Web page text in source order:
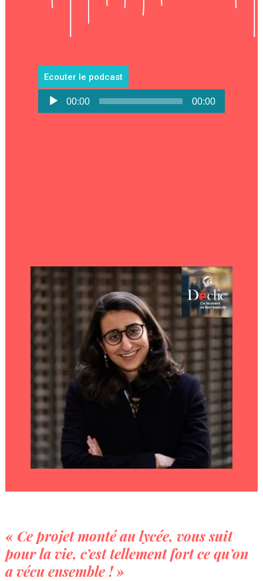
Ecouter le podcast
Lecteur
audio
00:00 00:00
« Ce projet monté au lycée, vous suit
pour la vie, c’est tellement fort ce qu’on
a vécu ensemble ! »